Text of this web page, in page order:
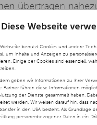
Diese Webseite
benutzt Cookies und andere
um Inhalte und Anzeigen zu
Einige der Cookies sind essenziell,
geben wir Informationen zu Ihrer
Partner führen diese Informationen
der Dienste gesammelt haben.
werden. Wir weisen darauf hin, dass
in den USA besteht. Als Grundlage
personenbezogener Daten in ein
übertragen
(Link Juice) auf
in den
Der 301-
für